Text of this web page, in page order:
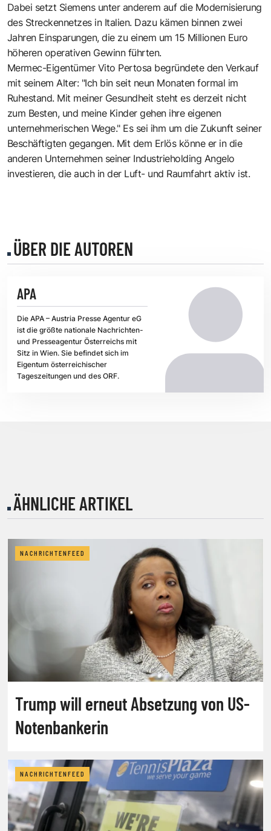
Dabei setzt Siemens unter anderem auf die Modernisierung
des Streckennetzes in Italien. Dazu kämen binnen zwei
Jahren Einsparungen, die zu einem um 15 Millionen Euro
höheren operativen Gewinn führten.
Mermec-Eigentümer Vito Pertosa begründete den Verkauf
mit seinem Alter: "Ich bin seit neun Monaten formal im
Ruhestand. Mit meiner Gesundheit steht es derzeit nicht
zum Besten, und meine Kinder gehen ihre eigenen
unternehmerischen Wege." Es sei ihm um die Zukunft seiner
Beschäftigten gegangen. Mit dem Erlös könne er in die
anderen Unternehmen seiner Industrieholding Angelo
investieren, die auch in der Luft- und Raumfahrt aktiv ist.
ÜBER DIE AUTOREN
APA
Die APA – Austria Presse Agentur eG
ist die größte nationale Nachrichten-
und Presseagentur Österreichs mit
Sitz in Wien. Sie befindet sich im
Eigentum österreichischer
Tageszeitungen und des ORF.
ÄHNLICHE ARTIKEL
NACHRICHTENFEED
Trump will erneut Absetzung von US-
Notenbankerin
NACHRICHTENFEED